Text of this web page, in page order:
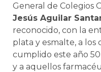
General de Colegios
Jesús Aguilar
reconocido, con la
plata y esmalte, a los
cumplido este año
y a aquellos